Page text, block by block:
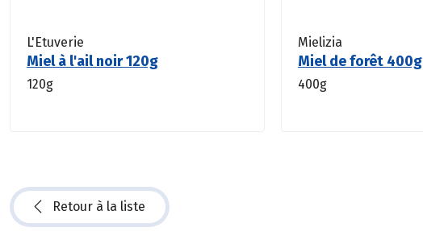
L'Etuverie
Miel à l'ail noir 120g
120g
Mielizia
Miel de forêt 400g
400g
Retour à la liste